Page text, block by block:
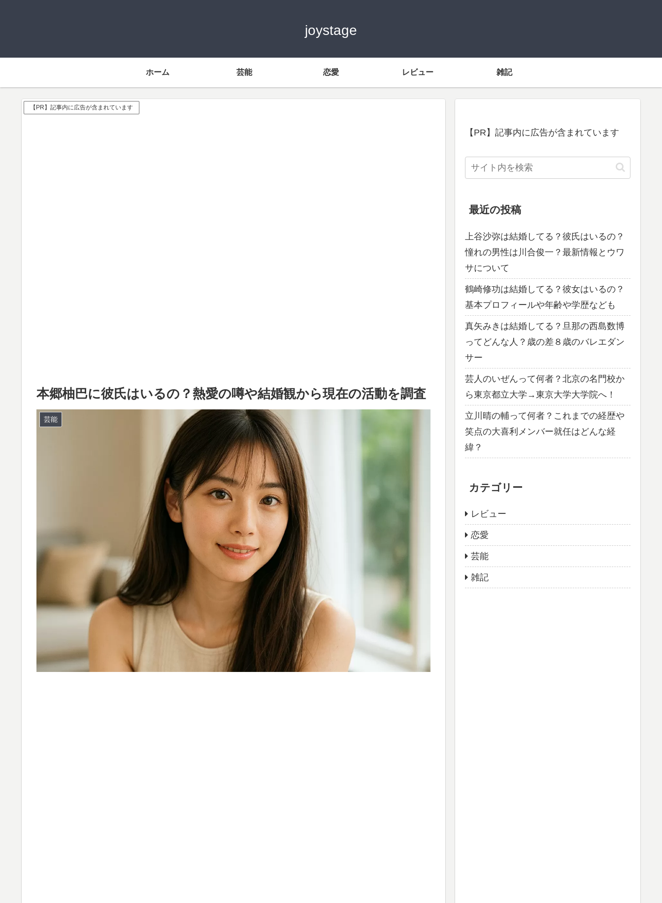
joystage
ホーム 芸能 恋愛 レビュー 雑記
【PR】記事内に広告が含まれています
本郷柚巴に彼氏はいるの？熱愛の噂や結婚観から現在の活動を調査
芸能
【PR】記事内に広告が含まれています
最近の投稿
上谷沙弥は結婚してる？彼氏はいるの？
憧れの男性は川合俊一？最新情報とウワ
サについて
鶴崎修功は結婚してる？彼女はいるの？
基本プロフィールや年齢や学歴なども
真矢みきは結婚してる？旦那の西島数博
ってどんな人？歳の差８歳のバレエダン
サー
芸人のいぜんって何者？北京の名門校か
ら東京都立大学→東京大学大学院へ！
立川晴の輔って何者？これまでの経歴や
笑点の大喜利メンバー就任はどんな経
緯？
カテゴリー
レビュー
恋愛
芸能
雑記